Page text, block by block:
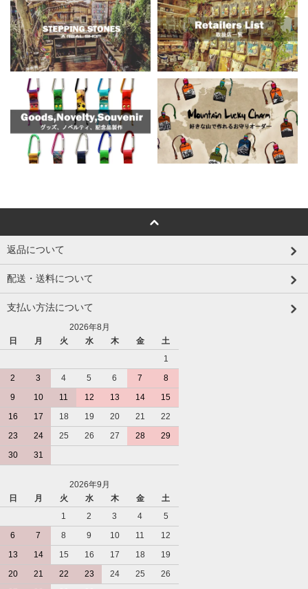
返品について
配送・送料について
支払い方法について
2026年8月
日
月 火 水 木 金
土
1
2
3 4 5 6 7
8
9
10 11 12 13 14
15
16
17 18 19 20 21
22
23
24 25 26 27 28
29
30
31
2026年9月
日
月 火 水 木 金
土
1
2 3 4
5
6
7 8 9 10 11
12
13
14 15 16 17 18
19
20
21 22 23 24 25
26